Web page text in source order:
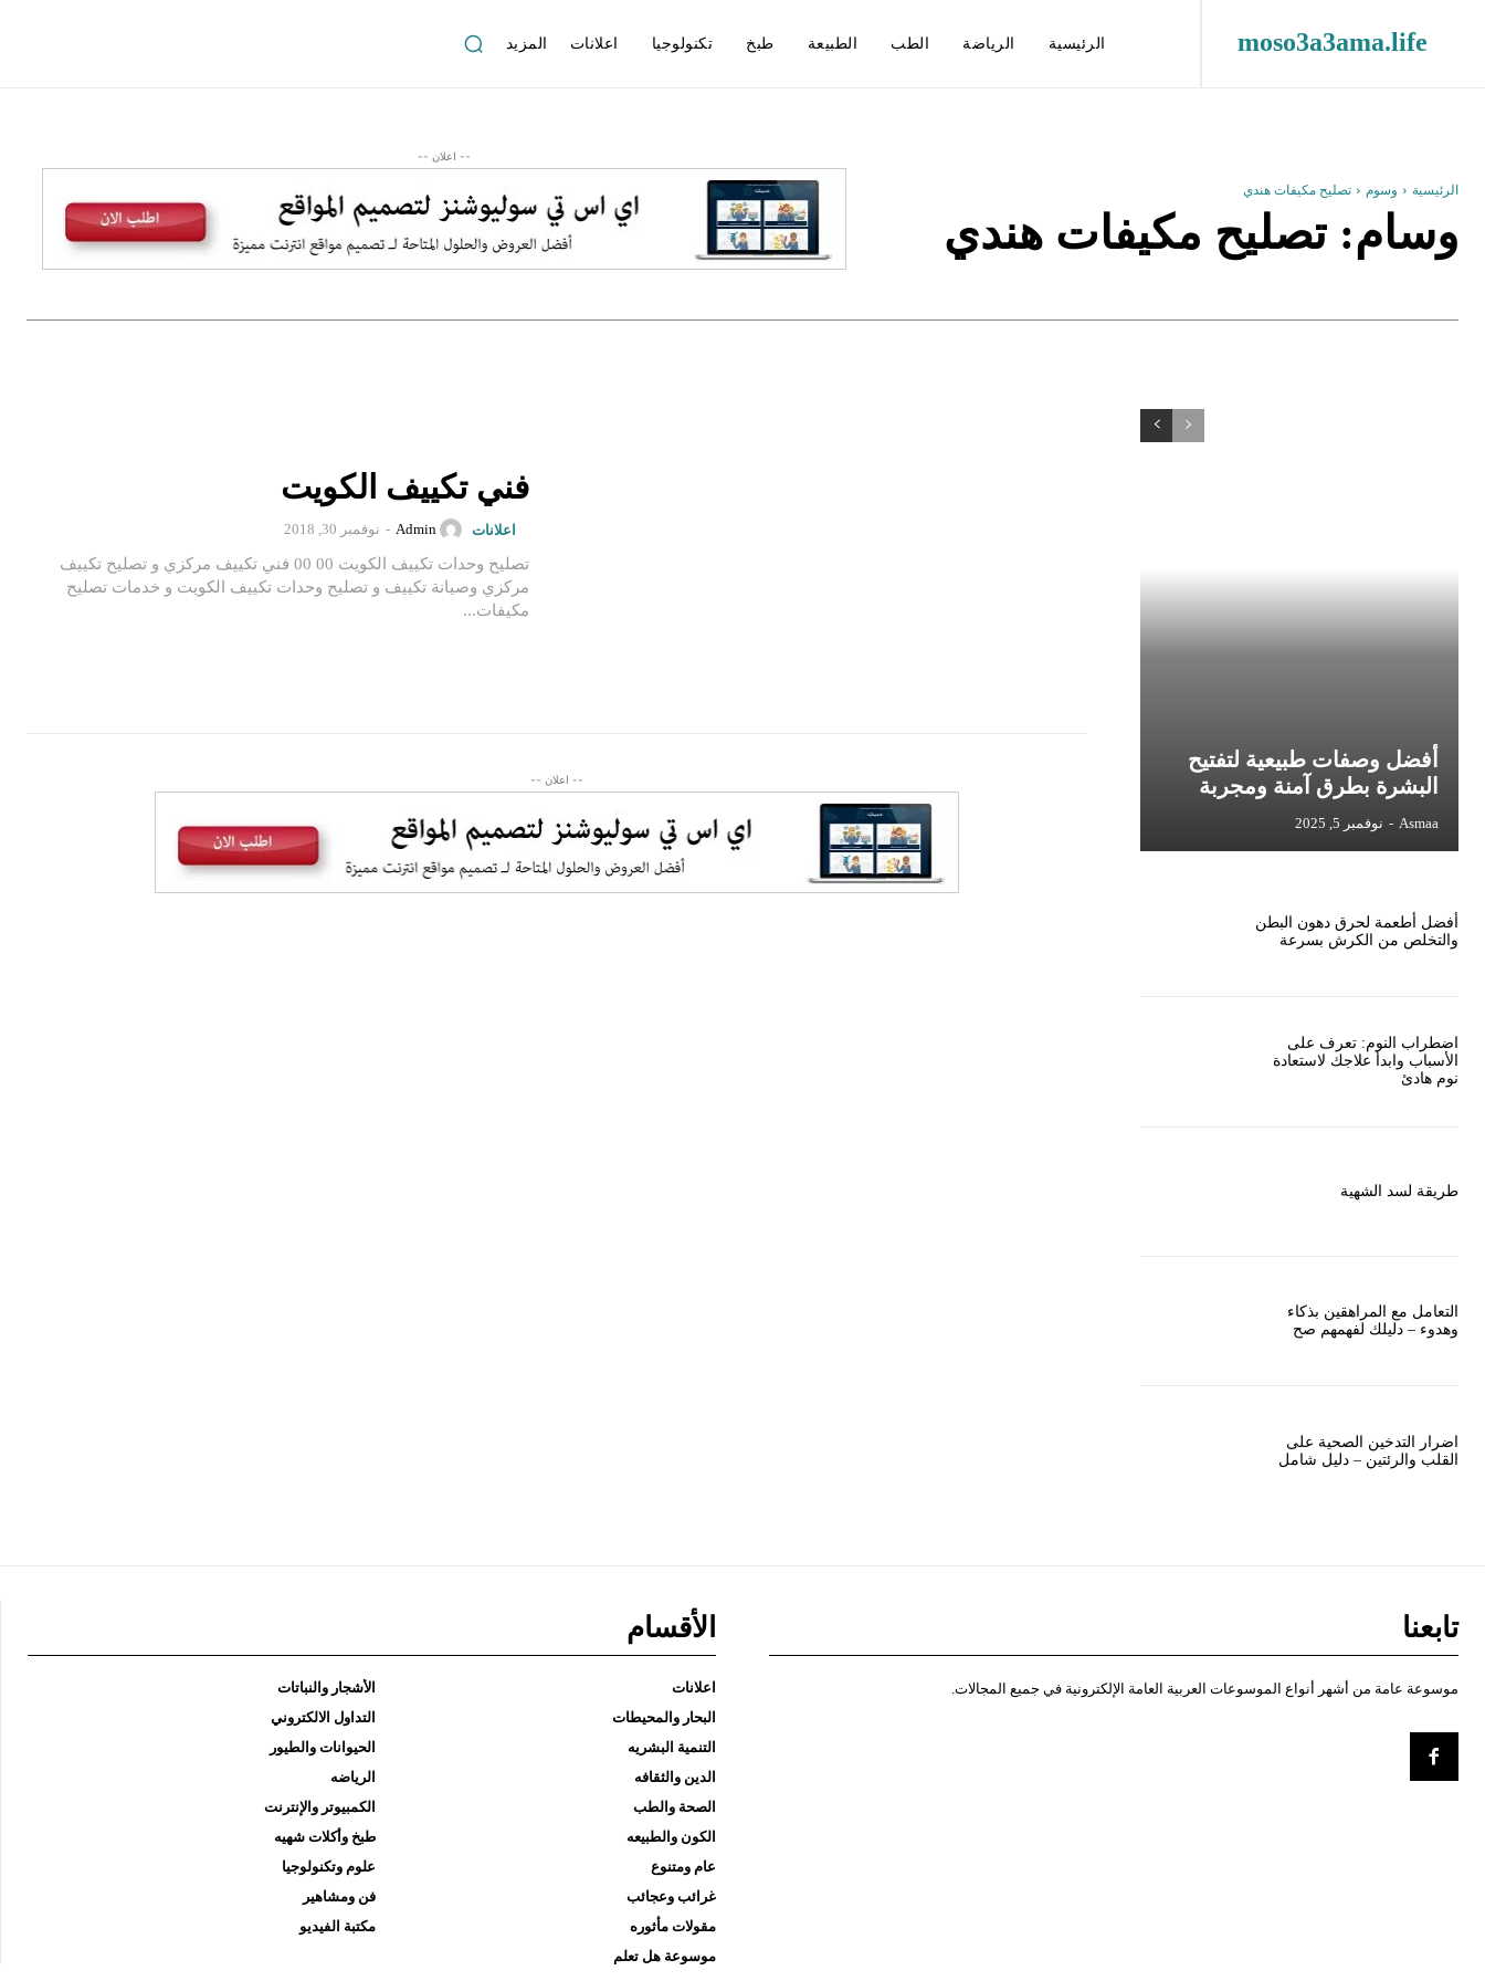
moso3a3ama.life الرئيسية الرياضة الطب الطبيعة طبخ تكنولوجيا اعلانات المزيد
الرئيسية وسوم تصليح مكيفات هندي
وسام: تصليح مكيفات هندي
-- اعلان --
فني تكييف الكويت
اعلانات Admin
- نوفمبر 30, 2018
تصليح وحدات تكييف الكويت 00 00 فني تكييف مركزي و تصليح تكييف
مركزي وصيانة تكييف و تصليح وحدات تكييف الكويت و خدمات تصليح
مكيفات...
-- اعلان --
أفضل وصفات طبيعية لتفتيح
البشرة بطرق آمنة ومجربة
Asmaa
- نوفمبر 5, 2025
أفضل أطعمة لحرق دهون البطن
والتخلص من الكرش بسرعة
اضطراب النوم: تعرف على
الأسباب وابدأ علاجك لاستعادة
نوم هادئ
طريقة لسد الشهية
التعامل مع المراهقين بذكاء
وهدوء – دليلك لفهمهم صح
اضرار التدخين الصحية على
القلب والرئتين – دليل شامل
تابعنا
موسوعة عامة من أشهر أنواع الموسوعات العربية العامة الإلكترونية في جميع المجالات.
الأقسام
اعلانات
الأشجار والنباتات
البحار والمحيطات
التداول الالكتروني
التنمية البشريه
الحيوانات والطيور
الدين والثقافه
الرياضه
الصحة والطب
الكمبيوتر والإنترنت
الكون والطبيعه
طبخ وأكلات شهيه
عام ومتنوع
علوم وتكنولوجيا
غرائب وعجائب
فن ومشاهير
مقولات مأثوره
مكتبة الفيديو
موسوعة هل تعلم